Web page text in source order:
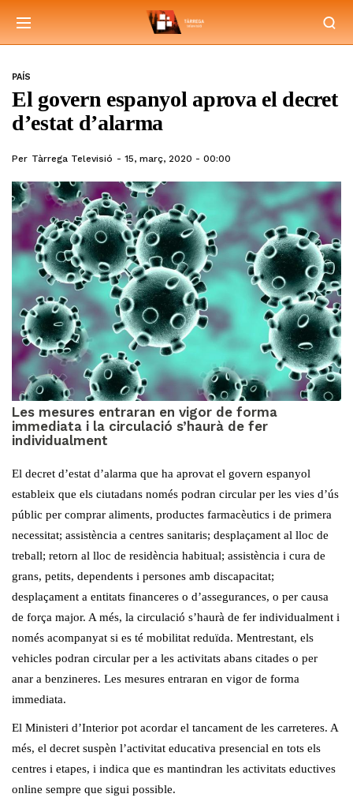
PAÍS
El govern espanyol aprova el decret
d’estat d’alarma
Per Tàrrega Televisió 15, març, 2020 - 00:00
Les mesures entraran en vigor de forma
immediata i la circulació s’haurà de fer
individualment
El decret d’estat d’alarma que ha aprovat el govern espanyol
estableix que els ciutadans només podran circular per les vies d’ús
públic per comprar aliments, productes farmacèutics i de primera
necessitat; assistència a centres sanitaris; desplaçament al lloc de
treball; retorn al lloc de residència habitual; assistència i cura de
grans, petits, dependents i persones amb discapacitat;
desplaçament a entitats financeres o d’assegurances, o per causa
de força major. A més, la circulació s’haurà de fer individualment i
només acompanyat si es té mobilitat reduïda. Mentrestant, els
vehicles podran circular per a les activitats abans citades o per
anar a benzineres. Les mesures entraran en vigor de forma
immediata.
El Ministeri d’Interior pot acordar el tancament de les carreteres. A
més, el decret suspèn l’activitat educativa presencial en tots els
centres i etapes, i indica que es mantindran les activitats eductives
online sempre que sigui possible.